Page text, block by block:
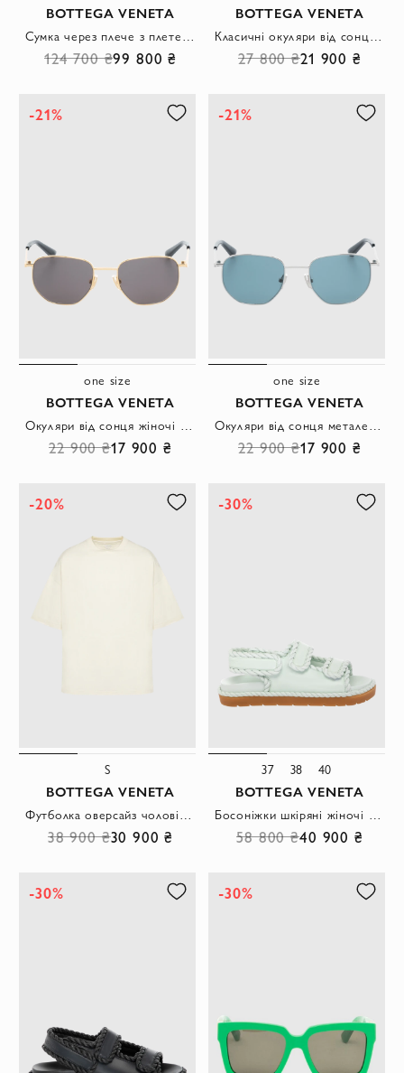
BOTTEGA VENETA
Сумка через плече з плетеної телячої шкіри intrecciato
124 700 ₴99 800 ₴
BOTTEGA VENETA
Класичні окуляри від сонця котяче око жіночі чорні
27 800 ₴21 900 ₴
-21%
one size
BOTTEGA VENETA
Окуляри від сонця жіночі золотисті з чорним склом
22 900 ₴17 900 ₴
-21%
one size
BOTTEGA VENETA
Окуляри від сонця металеві сріблясті жіночі
22 900 ₴17 900 ₴
-20%
S
BOTTEGA VENETA
Футболка оверсайз чоловіча світло жовта
38 900 ₴30 900 ₴
-30%
37 38 40
BOTTEGA VENETA
Босоніжки шкіряні жіночі м'ятні з м'якими переплетеннями
58 800 ₴40 900 ₴
-30% -30%